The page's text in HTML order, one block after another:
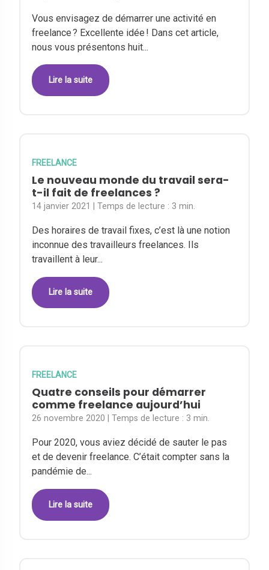
Vous envisagez de démarrer une activité en
freelance ? Excellente idée ! Dans cet article,
nous vous présentons huit...
Lire la suite
FREELANCE
Le nouveau monde du travail sera-
t-il fait de freelances ?
14 janvier 2021 | Temps de lecture : 3 min.
Des horaires de travail fixes, c’est là une notion
inconnue des travailleurs freelances. Ils
travaillent à leur...
Lire la suite
FREELANCE
Quatre conseils pour démarrer
comme freelance aujourd’hui
26 novembre 2020 | Temps de lecture : 3 min.
Pour 2020, vous aviez décidé de sauter le pas
et de devenir freelance. C’était compter sans la
pandémie de...
Lire la suite